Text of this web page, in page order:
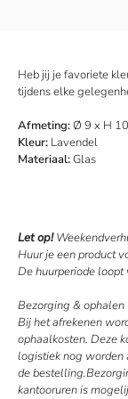
Heb jij je favoriete
tijdens elke
Afmeting:Ø 9 x H
Kleur: Lavendel
Materiaal:Glas
Let op!
Huur je een product
De huurperiode
Bezorging & ophalen
Bij het afrekenen
ophaalkosten. Deze
logistiek nog worden
de
kantooruren is